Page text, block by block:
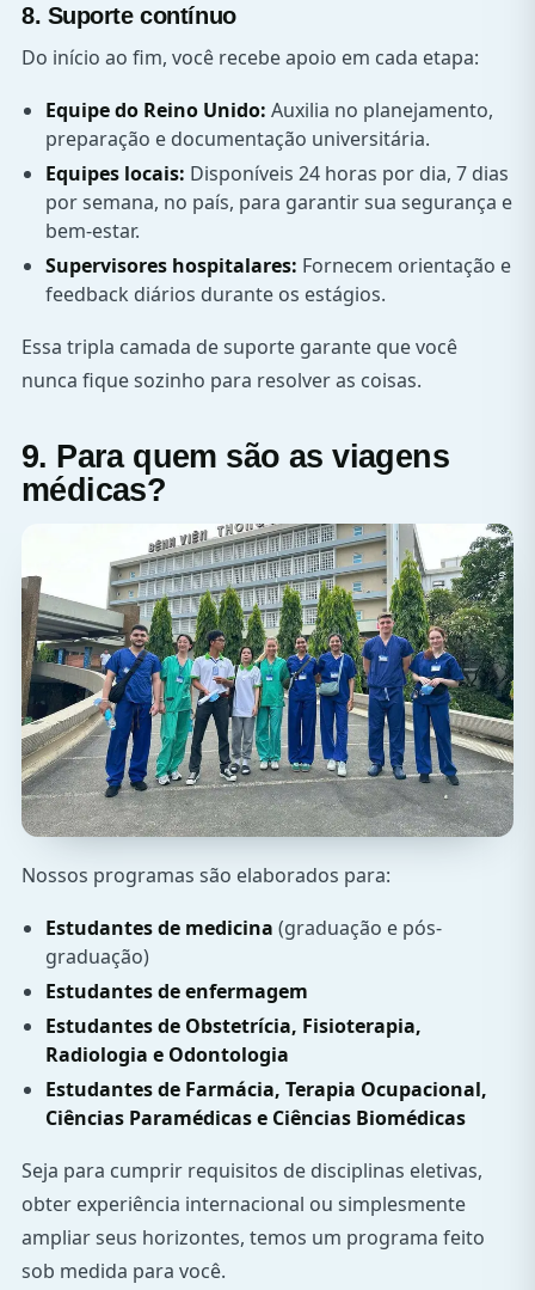
8. Suporte contínuo
Do início ao fim, você recebe apoio em cada etapa:
Equipe do Reino Unido: Auxilia no planejamento,
preparação e documentação universitária.
Equipes locais: Disponíveis 24 horas por dia, 7 dias
por semana, no país, para garantir sua segurança e
bem-estar.
Supervisores hospitalares: Fornecem orientação e
feedback diários durante os estágios.
Essa tripla camada de suporte garante que você
nunca fique sozinho para resolver as coisas.
9. Para quem são as viagens
médicas?
Nossos programas são elaborados para:
Estudantes de medicina (graduação e pós-
graduação)
Estudantes de enfermagem
Estudantes de Obstetrícia, Fisioterapia,
Radiologia e Odontologia
Estudantes de Farmácia, Terapia Ocupacional,
Ciências Paramédicas e Ciências Biomédicas
Seja para cumprir requisitos de disciplinas eletivas,
obter experiência internacional ou simplesmente
ampliar seus horizontes, temos um programa feito
sob medida para você.